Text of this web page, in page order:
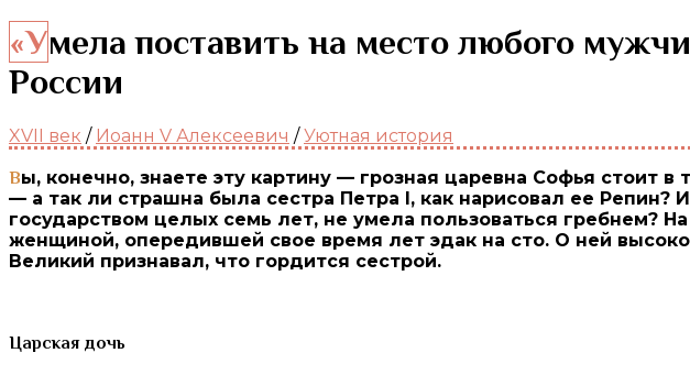
«Умела поставить на место любого мужчину». Царевна Софья — первая правительница
России
XVII век / Иоанн V Алексеевич /Уютная история
Вы, конечно, знаете эту картину — грозная царевна Софья стоит в темной келье, глаза безумные, волосы всклокочены. Но давайте разберемся
— а так ли страшна была сестра Петра I, как нарисовал ее
государством целых семь лет, не умела пользоваться гребнем?
женщиной, опередившей свое время лет эдак на сто. О ней
Великий признавал, что гордится сестрой.
Царская дочь